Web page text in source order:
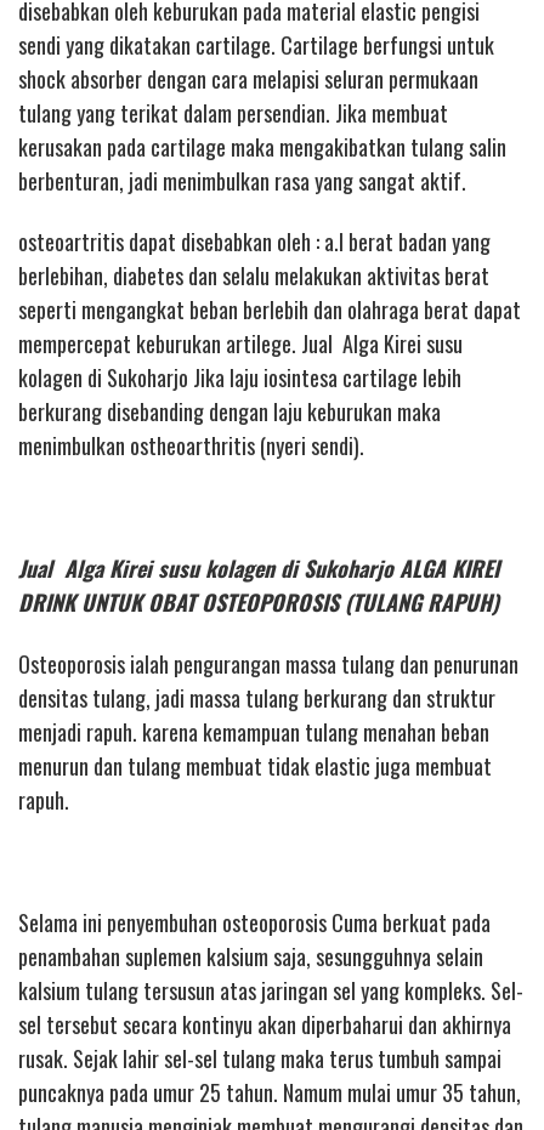
disebabkan oleh keburukan pada material elastic pengisi
sendi yang dikatakan cartilage. Cartilage berfungsi untuk
shock absorber dengan cara melapisi seluran permukaan
tulang yang terikat dalam persendian. Jika membuat
kerusakan pada cartilage maka mengakibatkan tulang salin
berbenturan, jadi menimbulkan rasa yang sangat aktif.
osteoartritis dapat disebabkan oleh : a.l berat badan yang
berlebihan, diabetes dan selalu melakukan aktivitas berat
seperti mengangkat beban berlebih dan olahraga berat dapat
mempercepat keburukan artilege. Jual Alga Kirei susu
kolagen di Sukoharjo Jika laju iosintesa cartilage lebih
berkurang disebanding dengan laju keburukan maka
menimbulkan ostheoarthritis (nyeri sendi).
Jual Alga Kirei susu kolagen di Sukoharjo ALGA KIREI
DRINK UNTUK OBAT OSTEOPOROSIS (TULANG RAPUH)
Osteoporosis ialah pengurangan massa tulang dan penurunan
densitas tulang, jadi massa tulang berkurang dan struktur
menjadi rapuh. karena kemampuan tulang menahan beban
menurun dan tulang membuat tidak elastic juga membuat
rapuh.
Selama ini penyembuhan osteoporosis Cuma berkuat pada
penambahan suplemen kalsium saja, sesungguhnya selain
kalsium tulang tersusun atas jaringan sel yang kompleks. Sel-
sel tersebut secara kontinyu akan diperbaharui dan akhirnya
rusak. Sejak lahir sel-sel tulang maka terus tumbuh sampai
puncaknya pada umur 25 tahun. Namum mulai umur 35 tahun,